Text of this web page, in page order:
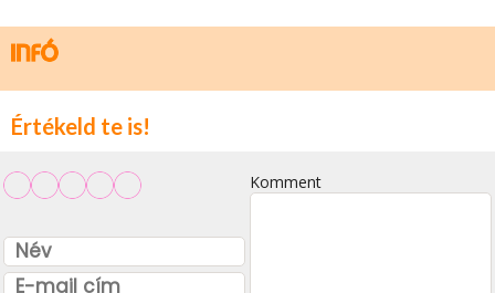
Értékeld te is!
Komment